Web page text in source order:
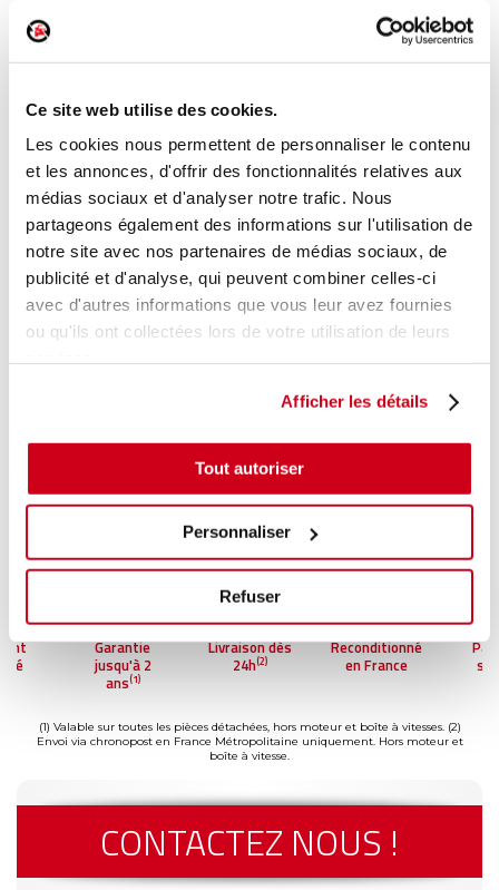
Ce site web utilise des cookies.
Les cookies nous permettent de personnaliser le contenu
et les annonces, d'offrir des fonctionnalités relatives aux
médias sociaux et d'analyser notre trafic. Nous
partageons également des informations sur l'utilisation de
notre site avec nos partenaires de médias sociaux, de
publicité et d'analyse, qui peuvent combiner celles-ci
avec d'autres informations que vous leur avez fournies
ou qu'ils ont collectées lors de votre utilisation de leurs
Afficher les détails
Tout autoriser
Personnaliser
Refuser
Commande de chauffage
Réf. constructeur :9678312580
Modèle d'origine : CITROEN DS3 - 1 2009 - 201403
Modèle de provenance
Caractéristiques techniques
En stock 22,00 € TTC
AJOUTER AU PANIER
Garantie
jusqu'à 2
ans(1)
Livraison dès
24h(2)
Reconditionné
en France
(1) Valable sur toutes les pièces détachées, hors moteur et boîte à vitesses. (2)
Envoi via chronopost en France Métropolitaine uniquement. Hors moteur et
boîte à vitesse.
CONTACTEZ NOUS !